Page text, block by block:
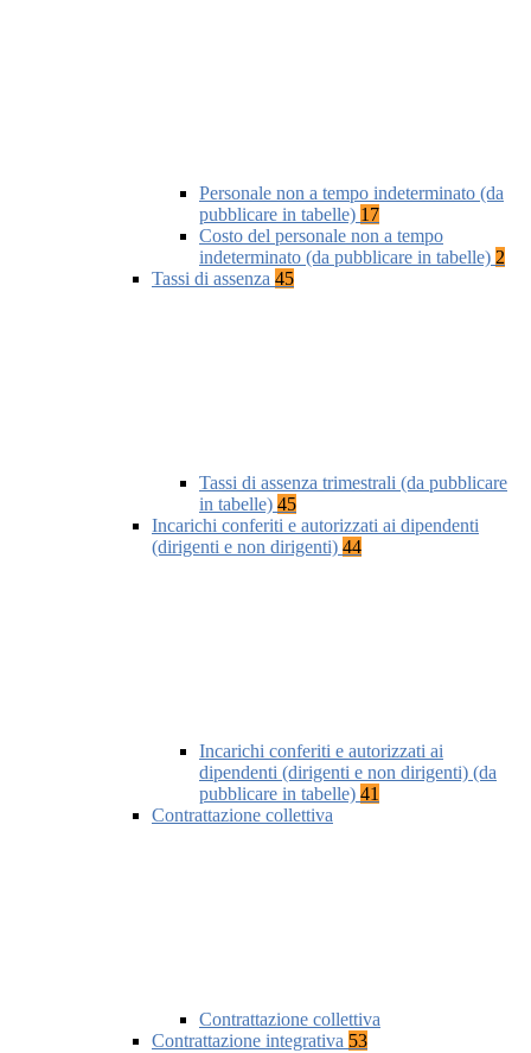
Personale non a tempo indeterminato (da
pubblicare in tabelle) 17
Costo del personale non a tempo
indeterminato (da pubblicare in tabelle) 2
Tassi di assenza 45
Tassi di assenza trimestrali (da pubblicare
in tabelle) 45
Incarichi conferiti e autorizzati ai dipendenti
(dirigenti e non dirigenti) 44
Incarichi conferiti e autorizzati ai
dipendenti (dirigenti e non dirigenti) (da
pubblicare in tabelle) 41
Contrattazione collettiva
Contrattazione collettiva
Contrattazione integrativa 53